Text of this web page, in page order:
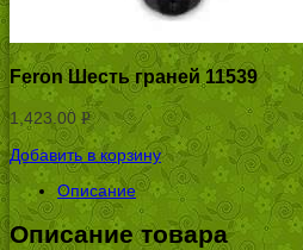
Feron Шесть граней 11539
1,423.00 Р
УБ.
Добавить в корзину
Описание
Описание товара